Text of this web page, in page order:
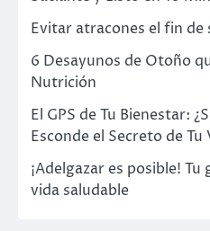
Evitar atracones el fin de
6 Desayunos de Otoño
Nutrición
El GPS de Tu Bienestar:
Esconde el Secreto de Tu
¡Adelgazar es posible!
vida saludable